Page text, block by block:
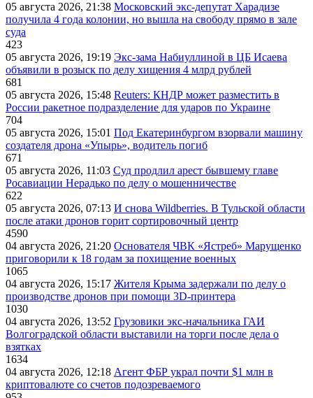
05 августа 2026, 21:38 Московский экс-депутат Харадизе
получила 4 года колонии, но вышла на свободу прямо в зале
суда
423
05 августа 2026, 19:19 Экс-зама Набиуллиной в ЦБ Исаева
объявили в розыск по делу хищения 4 млрд рублей
681
05 августа 2026, 15:48 Reuters: КНДР может разместить в
России ракетное подразделение для ударов по Украине
704
05 августа 2026, 15:01 Под Екатеринбургом взорвали машину
создателя дрона «Упырь», водитель погиб
671
05 августа 2026, 11:03 Суд продлил арест бывшему главе
Росавиации Нерадько по делу о мошенничестве
622
05 августа 2026, 07:13 И снова Wildberries. В Тульской области
после атаки дронов горит сортировочный центр
4590
04 августа 2026, 21:20 Основателя ЧВК «Ястреб» Марущенко
приговорили к 18 годам за похищение военных
1065
04 августа 2026, 15:17 Жителя Крыма задержали по делу о
производстве дронов при помощи 3D‑принтера
1030
04 августа 2026, 13:52 Грузовики экс-начальника ГАИ
Волгоградской области выставили на торги после дела о
взятках
1634
04 августа 2026, 12:18 Агент ФБР украл почти $1 млн в
криптовалюте со счетов подозреваемого